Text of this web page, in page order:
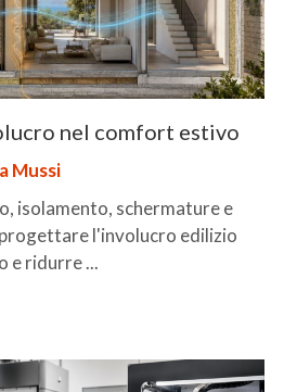
nel comfort estivo
Mussi
isolamento, schermature e
l'involucro edilizio
e ridurre ...